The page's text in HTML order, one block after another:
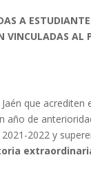
A
VINCULADAS AL
que acrediten
año de
2022 y